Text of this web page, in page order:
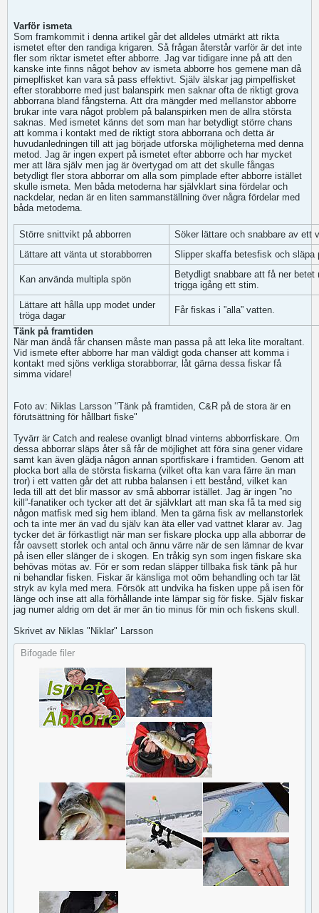
Varför ismeta
Som framkommit i denna artikel går det alldeles utmärkt att rikta
ismetet efter den randiga krigaren. Så frågan återstår varför är det inte
fler som riktar ismetet efter abborre. Jag var tidigare inne på att den
kanske inte finns något behov av ismeta abborre hos gemene man då
pimeplfisket kan vara så pass effektivt. Själv älskar jag pimpelfisket
efter storabborre med just balanspirk men saknar ofta de riktigt grova
abborrana bland fångsterna. Att dra mängder med mellanstor abborre
brukar inte vara något problem på balanspirken men de allra största
saknas. Med ismetet känns det som man har betydligt större chans
att komma i kontakt med de riktigt stora abborrana och detta är
huvudanledningen till att jag började utforska möjligheterna med denna
metod. Jag är ingen expert på ismetet efter abborre och har mycket
mer att lära själv men jag är övertygad om att det skulle fångas
betydligt fler stora abborrar om alla som pimplade efter abborre istället
skulle ismeta. Men båda metoderna har självklart sina fördelar och
nackdelar, nedan är en liten sammanställning över några fördelar med
båda metoderna.
Större snittvikt på abborren
Söker lättare och snabbare av ett
Lättare att vänta ut storabborren
Slipper skaffa betesfisk och släpa
Kan använda multipla spön
Betydligt snabbare att få ner
trigga igång ett stim.
Lättare att hålla upp modet under
tröga dagar
Får fiskas i ”alla” vatten.
Tänk på framtiden
När man ändå får chansen måste man passa på att leka lite moraltant.
Vid ismete efter abborre har man väldigt goda chanser att komma i
kontakt med sjöns verkliga storabborrar, låt gärna dessa fiskar få
simma vidare!
Foto av: Niklas Larsson "Tänk på framtiden, C&R på de stora är en
förutsättning för hållbart fiske"
Tyvärr är Catch and realese ovanligt blnad vinterns abborrfiskare. Om
dessa abborrar släps åter så får de möjlighet att föra sina gener vidare
samt kan även glädja någon annan sportfiskare i framtiden. Genom att
plocka bort alla de största fiskarna (vilket ofta kan vara färre än man
tror) i ett vatten går det att rubba balansen i ett bestånd, vilket kan
leda till att det blir massor av små abborrar istället. Jag är ingen ”no
kill”-fanatiker och tycker att det är självklart att man ska få ta med sig
någon matfisk med sig hem ibland. Men ta gärna fisk av mellanstorlek
och ta inte mer än vad du själv kan äta eller vad vattnet klarar av. Jag
tycker det är förkastligt när man ser fiskare plocka upp alla abborrar de
får oavsett storlek och antal och ännu värre när de sen lämnar de kvar
på isen eller slänger de i skogen. En tråkig syn som ingen fiskare ska
behövas mötas av. För er som redan släpper tillbaka fisk tänk på hur
ni behandlar fisken. Fiskar är känsliga mot oöm behandling och tar lät
stryk av kyla med mera. Försök att undvika ha fisken uppe på isen för
länge och inse att alla förhållande inte lämpar sig för fiske. Själv fiskar
jag numer aldrig om det är mer än tio minus för min och fiskens skull.
Skrivet av Niklas "Niklar" Larsson
Bifogade filer